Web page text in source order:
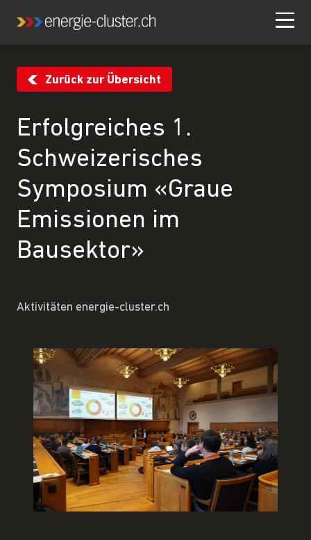
Zurück zur Übersicht
Erfolgreiches 1.
Schweizerisches
Symposium «Graue
Emissionen im
Bausektor»
Aktivitäten energie-cluster.ch